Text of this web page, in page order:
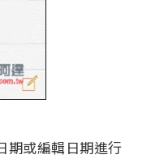
期或編輯日期進行